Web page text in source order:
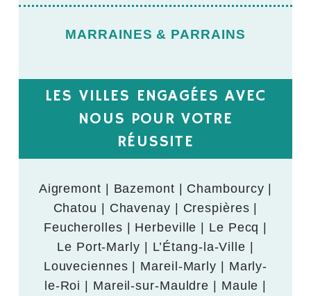
MARRAINES & PARRAINS
LES VILLES ENGAGÉES AVEC
NOUS POUR VOTRE
RÉUSSITE
Aigremont | Bazemont | Chambourcy |
Chatou | Chavenay | Crespières |
Feucherolles | Herbeville | Le Pecq |
Le Port-Marly | L’Étang-la-Ville |
Louveciennes | Mareil-Marly | Marly-
le-Roi | Mareil-sur-Mauldre | Maule |